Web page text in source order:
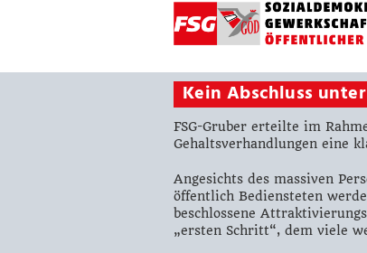
Kein Abschluss
FSG-Gruber erteilte im
Gehaltsverhandlungen eine
Angesichts des massiven
öffentlich Bediensteten
beschlossene
„ersten Schritt“, dem viele